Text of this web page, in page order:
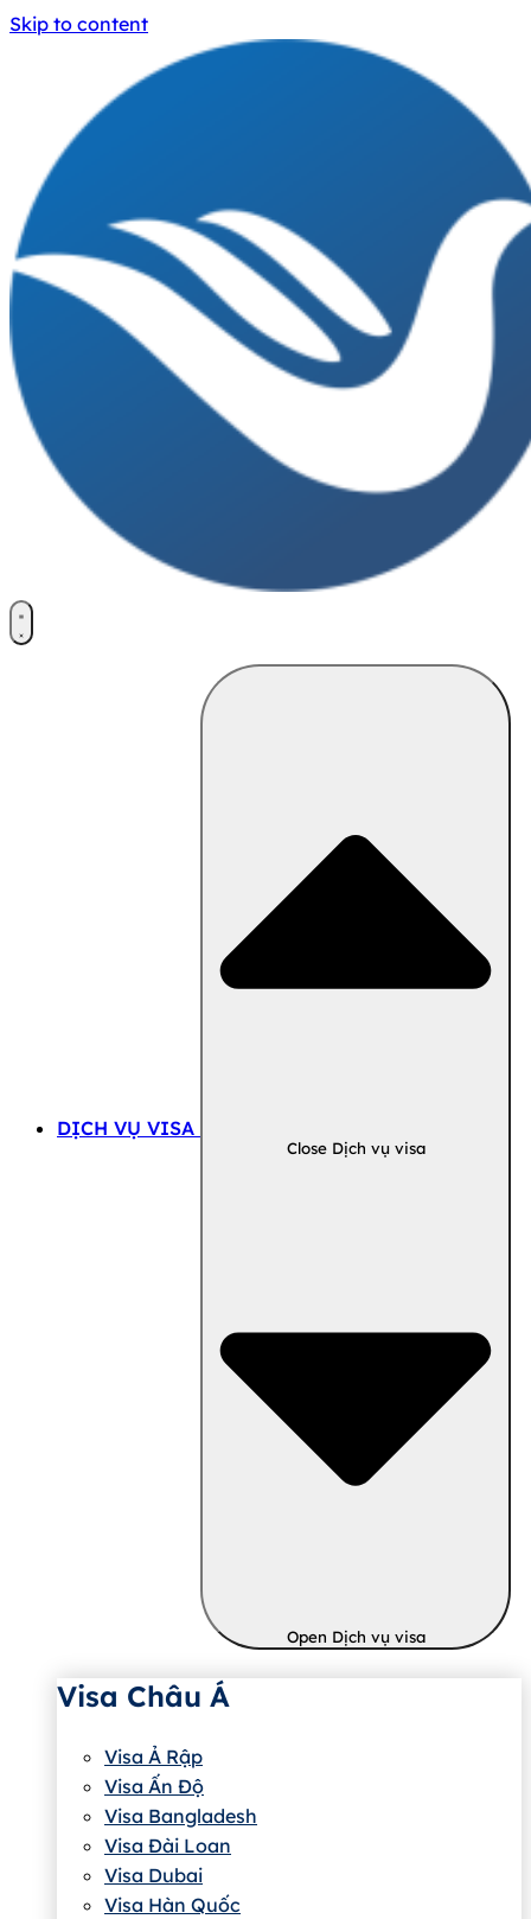
Skip to content
DỊCH VỤ VISA
Close Dịch vụ visa
Open Dịch vụ visa
Visa Châu Á
Visa Ả Rập
Visa Ấn Độ
Visa Bangladesh
Visa Đài Loan
Visa Dubai
Visa Hàn Quốc